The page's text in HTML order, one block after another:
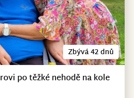
Zbývá 42 dnů
po těžké nehodě na kole